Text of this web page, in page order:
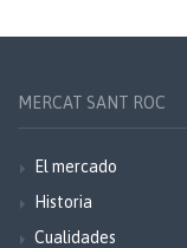
MERCAT SANT ROC
El mercado
Historia
Cualidades